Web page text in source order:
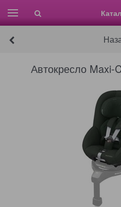
Автокресло Maxi-